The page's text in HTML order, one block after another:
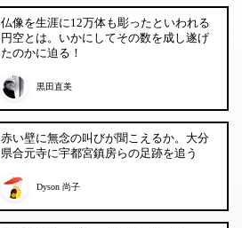
仏像を生涯に12万体も彫ったといわれる
円空とは。いかにしてその数を成し遂げ
たのかに迫る！
黒田直美
赤い壁に無念の叫びが聞こえるか。大分
県合元寺に宇都宮鎮房らの足跡を追う
Dyson 尚子